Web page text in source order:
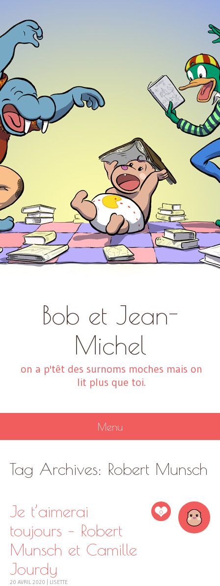
Bob et Jean-
Michel
on a p'têt des surnoms moches mais on
lit plus que toi.
Menu
TO
CONTENT
Tag Archives: Robert Munsch
0
Je t’aimerai
toujours – Robert
Munsch et Camille
Jourdy
20 AVRIL 2020 LISETTE